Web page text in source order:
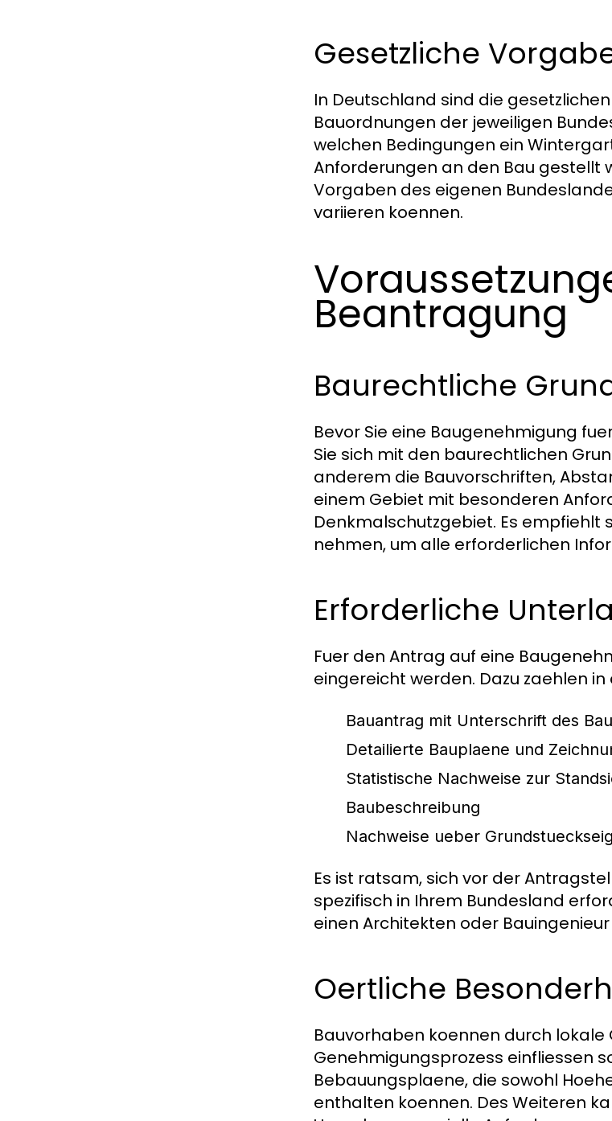
Gesetzliche
In Deutschland sind die
Bauordnungen der jeweiligen
welchen Bedingungen ein
Anforderungen an den Bau gestellt
Vorgaben des eigenen
variieren koennen.
Beantragung
Baurechtliche
Bevor Sie eine Baugenehmigung
Sie sich mit den baurechtlichen
anderem die Bauvorschriften,
einem Gebiet mit besonderen
Denkmalschutzgebiet. Es empfiehlt
nehmen, um alle erforderlichen
Erforderliche
Fuer den Antrag auf eine
eingereicht werden. Dazu zaehlen in
Bauantrag mit Unterschrift des
Detailierte Bauplaene und
Statistische Nachweise zur
Baubeschreibung
Nachweise ueber
Es ist ratsam, sich vor der
spezifisch in Ihrem Bundesland
einen Architekten oder
Oertliche
Bauvorhaben koennen durch
Genehmigungsprozess einfliessen
Bebauungsplaene, die sowohl
enthalten koennen. Des Weiteren